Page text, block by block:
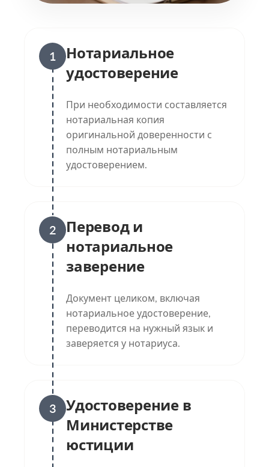
1
Нотариальное
удостоверение
При необходимости составляется
нотариальная копия
оригинальной доверенности с
полным нотариальным
удостоверением.
2
Перевод и
нотариальное
заверение
Документ целиком, включая
нотариальное удостоверение,
переводится на нужный язык и
заверяется у нотариуса.
3
Удостоверение в
Министерстве
юстиции